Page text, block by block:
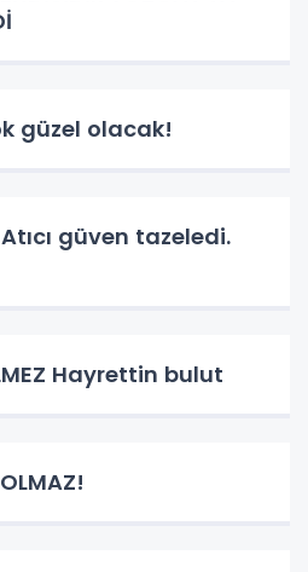
Her şey! Çok güzel olacak!
güven tazeledi.
ÇANAKKALE GECİLMEZ Hayrettin bulut